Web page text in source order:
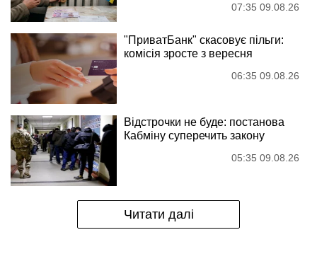
07:35 09.08.26
"ПриватБанк" скасовує пільги:
комісія зросте з вересня
06:35 09.08.26
Відстрочки не буде: постанова
Кабміну суперечить закону
05:35 09.08.26
Читати далі